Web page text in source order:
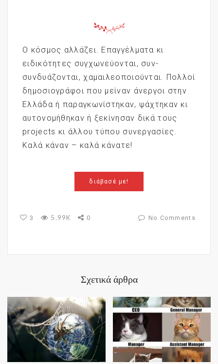
Ο κόσμος αλλάζει. Επαγγέλματα κι
ειδικότητες συγχωνεύονται, συν-
συνδυάζονται, χαμαιλεοποιούνται. Πολλοί
δημοσιογράφοι που μείναν άνεργοι στην
Ελλάδα ή παραγκωνίστηκαν, ψάχτηκαν κι
αυτονομήθηκαν ή ξεκίνησαν δικά τους
projects κι άλλου τύπου συνεργασίες.
Καλά κάναν – καλά κάνατε!
διάβασέ με!
3 5.99K 0 No Comments
Σχετικά άρθρα